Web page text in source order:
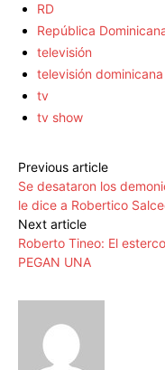
RD
República
televisión
televisión dominicana
tv
tv show
Previous article
Se desataron los
le dice a Robertico
Next article
Roberto Tineo: El
PEGAN UNA